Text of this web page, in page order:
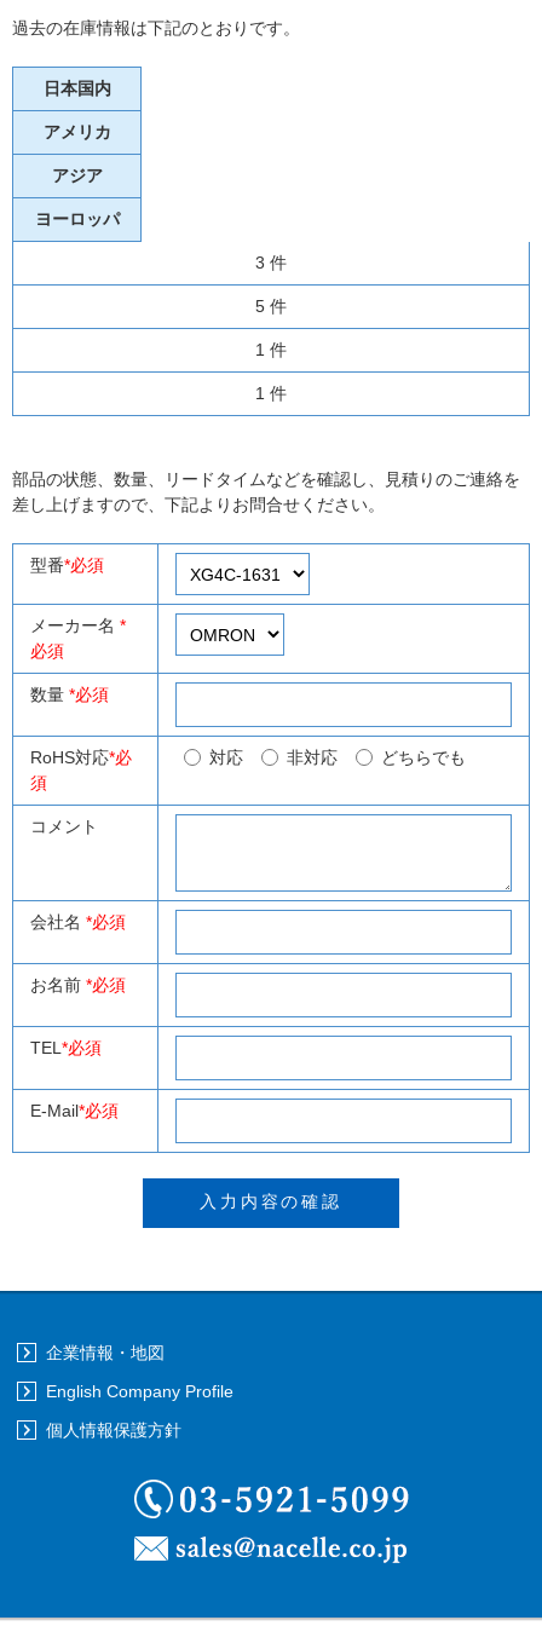
過去の在庫情報は下記のとおりです。
日本国内
アメリカ
アジア
ヨーロッパ
3 件
5 件
1 件
1 件
部品の状態、数量、リードタイムなどを確認し、見積りのご連絡を
差し上げますので、下記よりお問合せください。
型番*必須
メーカー名 *
必須
数量 *必須
RoHS対応*必
須
対応 非対応 どちらでも
コメント
会社名 *必須
お名前 *必須
TEL *必須
E-Mail*必須
企業情報・地図
English Company Profile
個人情報保護方針